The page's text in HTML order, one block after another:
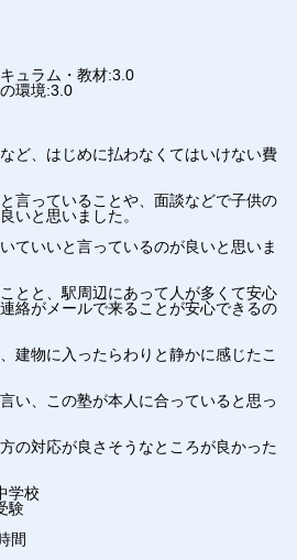
ュラム・教材:3.0
環境:3.0
ど、はじめに払わなくてはいけない費
言っていることや、面談などで子供の
いと思いました。
ていいと言っているのが良いと思いま
とと、駅周辺にあって人が多くて安心
絡がメールで来ることが安心できるの
建物に入ったらわりと静かに感じたこ
い、この塾が本人に合っていると思っ
の対応が良さそうなところが良かった
学校
験
間